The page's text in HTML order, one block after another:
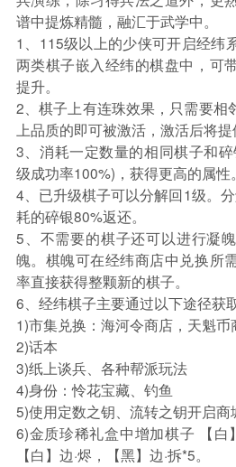
谱中提炼精髓，融汇于武学中。
1、115级以上的少侠可开启经纬
两类棋子嵌入经纬的棋盘中，可
提升。
2、棋子上有连珠效果，只需要相
上品质的即可被激活，激活后将提
3、消耗一定数量的相同棋子和
级成功率100%)，获得更高的属性。
4、已升级棋子可以分解回1级。
耗的碎银80%返还。
5、不需要的棋子还可以进行凝
魄。棋魄可在经纬商店中兑换所
率直接获得整颗新的棋子。
6、经纬棋子主要通过以下途径获
1)市集兑换：海河令商店，天魁
2)话本
3)纸上谈兵、各种帮派玩法
4)身份：怜花宝藏、钓鱼
5)使用定数之钥、流转之钥开启商
6)金质珍稀礼盒中增加棋子 【白
【白】边·烬，【黑】边·拆*5。